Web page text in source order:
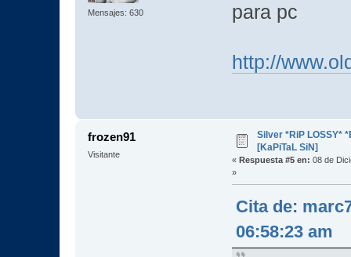
Mensajes: 630
para pc
http://
frozen91
Visitante
Silver *RiP LOSSY*
[KaPiTaL SiN]
« Respuesta #5 en: 08 de
»
Cita de:
06:58:23 am